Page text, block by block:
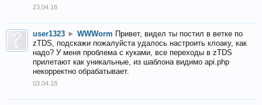
23.04.18
user1323 ► WWWorm Привет, видел ты постил в ветке по
zTDS, подскажи пожалуйста удалось настроить клоаку, как
надо? У меня проблема с куками, все переходы в zTDS
прилетают как уникальные, из шаблона видимо api.php
некорректно обрабатывает.
03.04.18